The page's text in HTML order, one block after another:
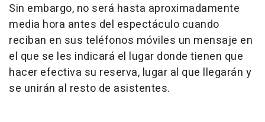
Sin embargo, no será hasta aproximadamente
media hora antes del espectáculo cuando
reciban en sus teléfonos móviles un mensaje en
el que se les indicará el lugar donde tienen que
hacer efectiva su reserva, lugar al que llegarán y
se unirán al resto de asistentes.